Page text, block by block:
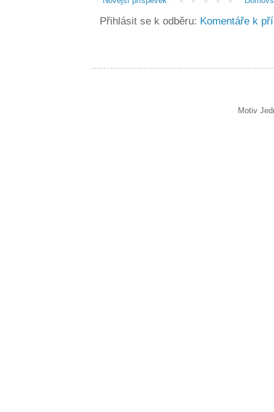
Přihlásit se k odběru: Komentáře k
Motiv